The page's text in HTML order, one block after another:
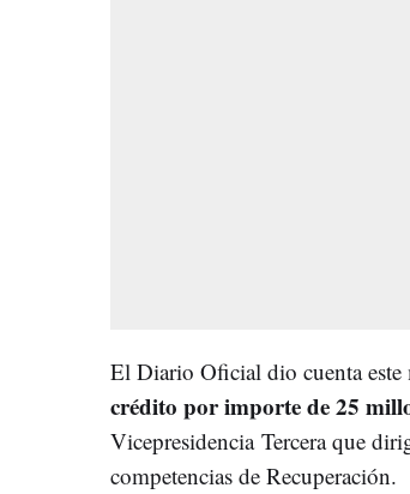
El Diario Oficial dio cuenta este
crédito por importe de 25
Vicepresidencia Tercera que
competencias de Recuperación.